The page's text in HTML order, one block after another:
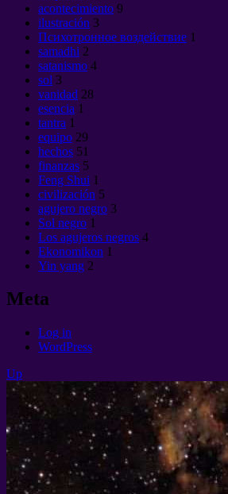
acontecimiento 9
ilustración 3
Психотронное воздействие 1
samadhi 2
satanismo 4
sol 3
vanidad 28
esencia 1
tantra 1
equipo 29
hechos 51
finanzas 5
Feng Shui 1
civilización 5
agujero negro 3
Sol negro 1
Los agujeros negros 4
Ekonomikon 1
Yin yang 2
Meta
Log in
WordPress
Up